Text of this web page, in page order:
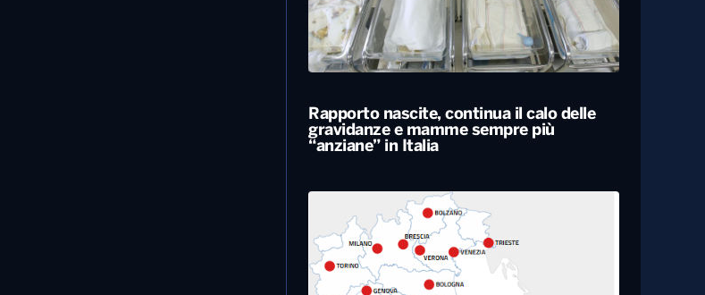
Rapporto nascite, continua il calo delle
gravidanze e mamme sempre più
“anziane” in Italia